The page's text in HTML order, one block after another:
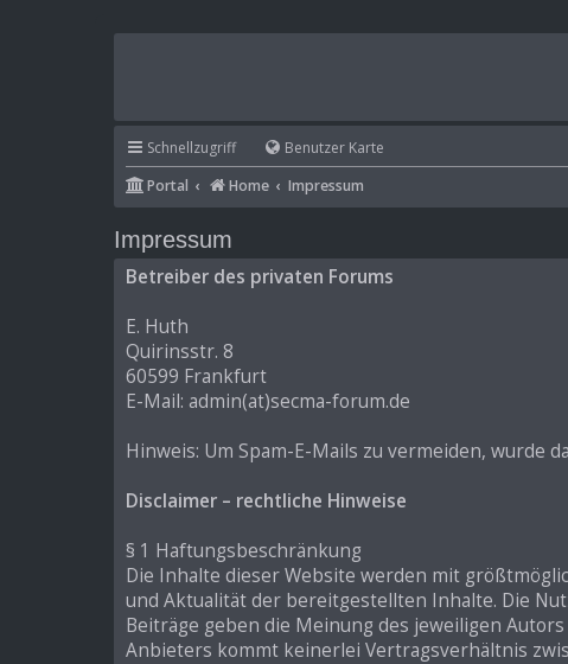
Schnellzugriff Benutzer Karte
Portal
Home Impressum
Impressum
Betreiber des privaten Forums
E. Huth
Quirinsstr. 8
60599 Frankfurt
E-Mail: admin(at)secma-forum.de
Hinweis: Um Spam-E-Mails zu vermeiden, wurde
Disclaimer – rechtliche Hinweise
§ 1 Haftungsbeschränkung
Die Inhalte dieser Website werden mit
und Aktualität der bereitgestellten Inhalte. Die
Beiträge geben die Meinung des jeweiligen
Anbieters kommt keinerlei Vertragsverhältnis